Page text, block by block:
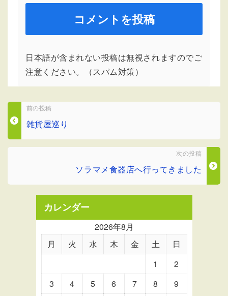
日本語が含まれない投稿は無視されますのでご
注意ください。（スパム対策）
前の投稿
雑貨屋巡り
次の投稿
ソラマメ食器店へ行ってきました
カレンダー
2026年8月
月
火 水 木 金 土
日
1
2
3
4 5 6 7 8
9